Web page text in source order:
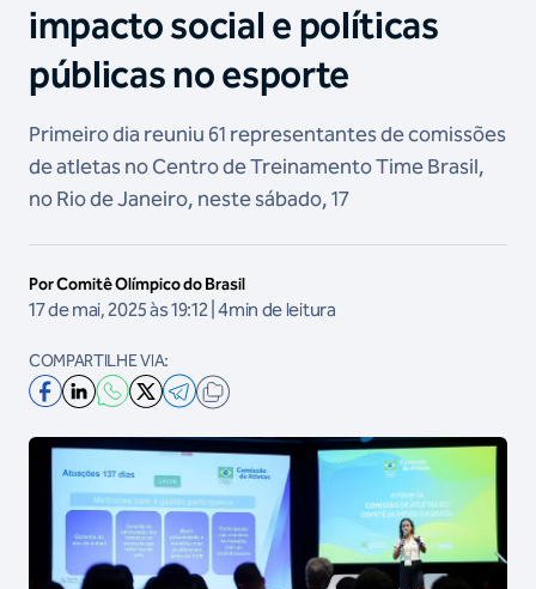
impacto social e políticas
públicas no esporte
Primeiro dia reuniu 61 representantes de comissões
de atletas no Centro de Treinamento Time Brasil,
no Rio de Janeiro, neste sábado, 17
Por Comitê Olímpico do Brasil
17 de mai, 2025 às 19:12 | 4min de leitura
COMPARTILHE VIA: